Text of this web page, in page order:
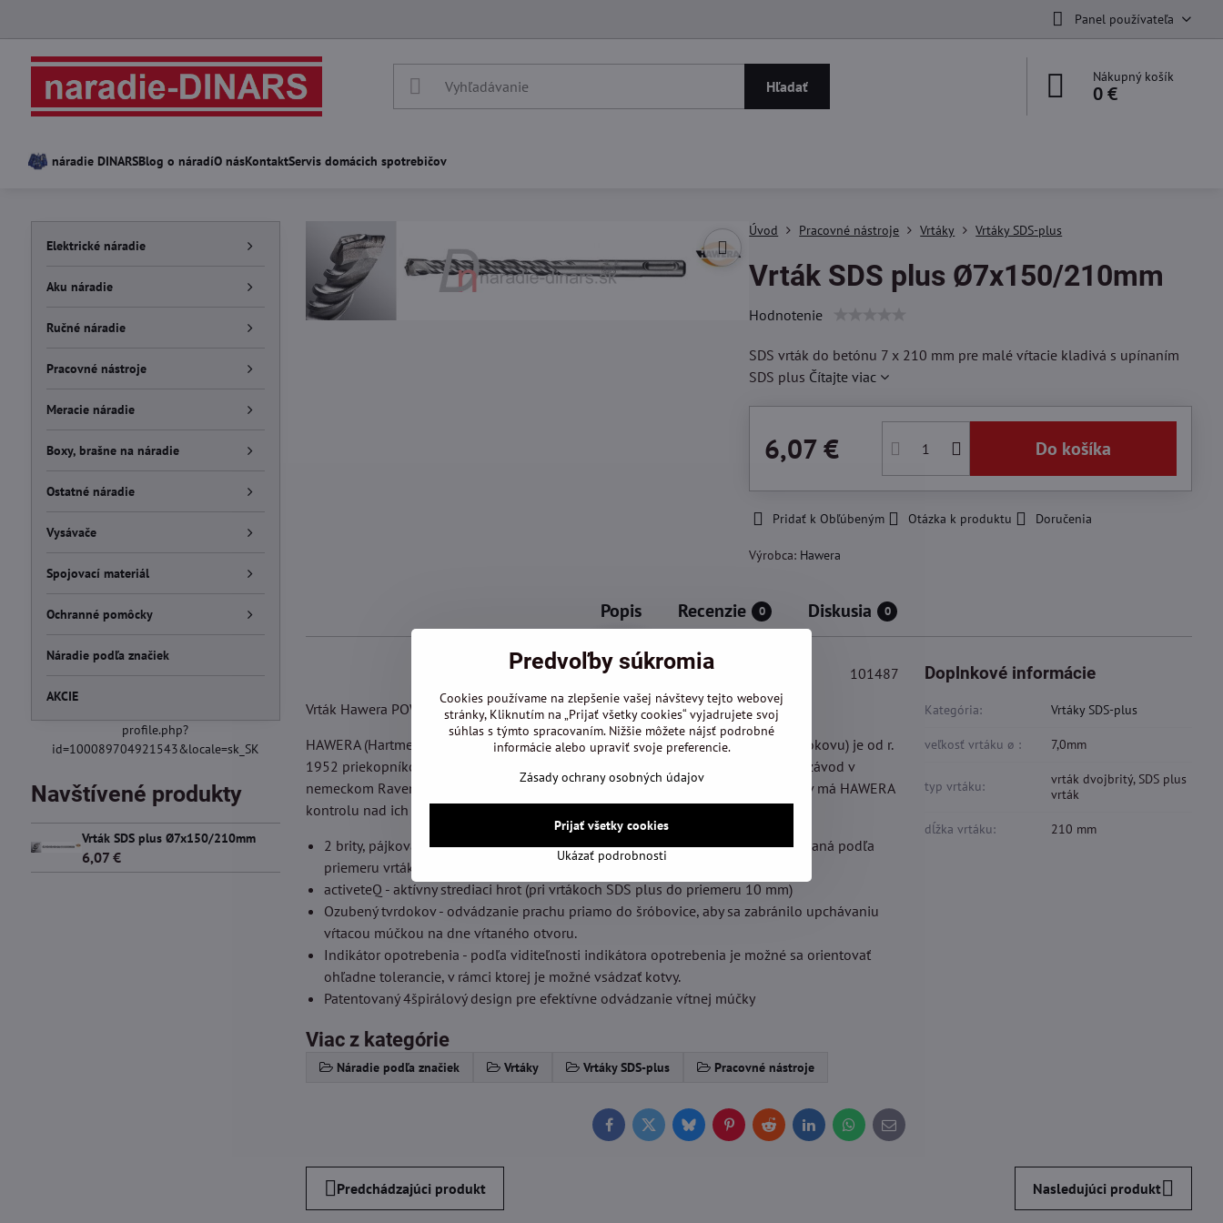
Panel používateľa
Hľadať
Nákupný košík
0 €
náradie DINARSBlog o náradíO násKontaktServis domácich spotrebičov
Úvod Pracovné nástroje Vrtáky Vrtáky SDS-plus
Vrták SDS plus Ø7x150/210mm
Hodnotenie
SDS vrták do betónu 7 x 210 mm pre malé vŕtacie kladivá s upínaním
SDS plus Čítajte viac
6,07 € Do košíka
Pridať k Obľúbeným Otázka k produktu Doručenia
Výrobca: Hawera
Popis Recenzie 0 Diskusia 0
101487
Vrták Hawera POWER LS PLUS
HAWERA (Hartmetall-Werkzeugfabrik Ravensburg, tj. je továreň na nástroje z tvrdokovu) je od r.
1952 priekopníkom pri vývoji a výrobe príklepových vrtákov. Dnes opúšťa denne závod v
nemeckom Ravensburgu viac než 50 000 vrtákov. Vďaka vlastnej výrobe nástrojov má HAWERA
kontrolu nad ich kvalitou.
2 brity, pájkované AWB a kalené. Technológia pájkovania a kalenia optimalizovaná podľa
priemeru vrtáku pre zvýšenie robustnosti a súčasne zníženie vybrácií pri vŕtaní.
activeteQ - aktívny strediaci hrot (pri vrtákoch SDS plus do priemeru 10 mm)
Ozubený tvrdokov - odvádzanie prachu priamo do šróbovice, aby sa zabránilo upchávaniu
vŕtacou múčkou na dne vŕtaného otvoru.
Indikátor opotrebenia - podľa viditeľnosti indikátora opotrebenia je možné sa orientovať
ohľadne tolerancie, v rámci ktorej je možné vsádzať kotvy.
Patentovaný 4špirálový design pre efektívne odvádzanie vŕtnej múčky
Viac z kategórie
Náradie podľa značiek Vrtáky Vrtáky SDS-plus Pracovné nástroje
Doplnkové informácie
Kategória: Vrtáky SDS-plus
veľkosť vrtáku ø : 7,0mm
typ vrtáku:
vrták dvojbritý, SDS plus
vrták
dĺžka vrtáku: 210 mm
FacebookTwitterBlueskyPinterestRedditLinkedInWhatsApp
E-
mail
Predchádzajúci produkt Nasledujúci produkt
Elektrické náradie
Aku náradie
Ručné náradie
Pracovné nástroje
Meracie náradie
Boxy, brašne na náradie
Ostatné náradie
Vysávače
Spojovací materiál
Ochranné pomôcky
Náradie podľa značiek
AKCIE
profile.php?
id=100089704921543&locale=sk_SK
Navštívené produkty
Vrták SDS plus Ø7x150/210mm
6,07 €
Predvoľby súkromia
Cookies používame na zlepšenie vašej návštevy tejto webovej
stránky, Kliknutím na „Prijať všetky cookies“ vyjadrujete svoj
súhlas s týmto spracovaním. Nižšie môžete nájsť podrobné
informácie alebo upraviť svoje preferencie.
Zásady ochrany osobných údajov
Ukázať podrobnosti
Prijať všetky cookies